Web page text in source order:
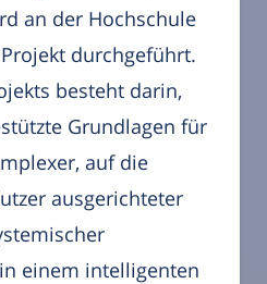
an der Hochschule
durchgeführt.
besteht darin,
Grundlagen für
auf die
ausgerichteter
einem intelligenten